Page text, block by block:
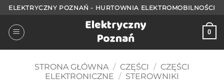
Przejdź
treści
ELEKTRYCZNY POZNAŃ - HURTOWNIA ELEKTROMOBILNOŚCI
0
STRONA GŁÓWNA / CZĘŚCI / CZĘŚCI
ELEKTRONICZNE / STEROWNIKI